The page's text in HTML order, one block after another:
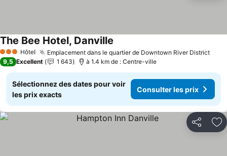
3 ÉtoilesHôtel Emplacement dans le quartier de Downtown River District
The Bee Hotel, Danville
9,5 Excellent 1 643 à 1.4 km de : Centre-ville
Sélectionnez des dates pour voir
les prix exacts
Consulter les prix
Partager